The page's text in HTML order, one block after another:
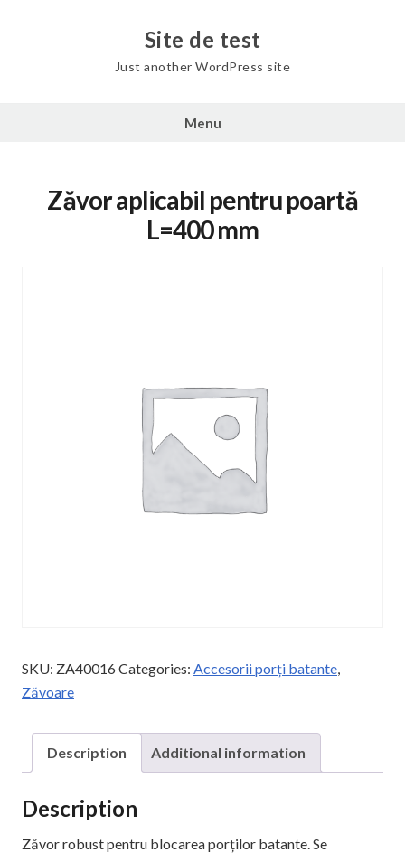
Site de test
Just another WordPress site
Menu
Zăvor aplicabil pentru poartă
L=400 mm
SKU: ZA40016Categories: Accesorii porți batante,
Zăvoare
Description Additional information
Description
Zăvor robust pentru blocarea porților batante. Se